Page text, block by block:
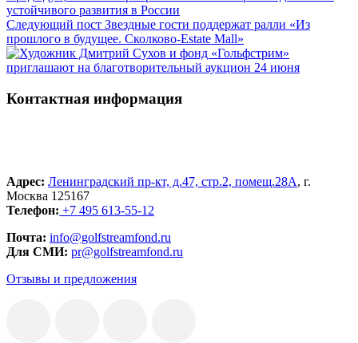
устойчивого развития в России
Следующий пост Звездные гости поддержат ралли «Из
прошлого в будущее. Сколково-Estate Mall»
Контактная информация
Адрес: Ленинградский пр-кт, д.47, стр.2, помещ.28А, г.
Москва 125167
Телефон: +7 495 613-55-12
Почта: info@golfstreamfond.ru
Для СМИ: pr@golfstreamfond.ru
Отзывы и предложения